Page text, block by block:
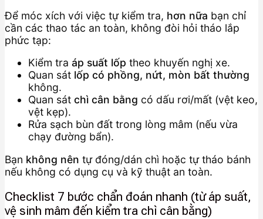
Để móc xích với việc tự kiểm tra, hơn nữa bạn chỉ
cần các thao tác an toàn, không đòi hỏi tháo lắp
phức tạp:
Kiểm tra áp suất lốp theo khuyến nghị xe.
Quan sát lốp có phồng, nứt, mòn bất thường
không.
Quan sát chì cân bằng có dấu rơi/mất (vệt keo,
vệt kẹp).
Rửa sạch bùn đất trong lòng mâm (nếu vừa
chạy đường bẩn).
Bạn không nên tự đóng/dán chì hoặc tự tháo bánh
nếu không có dụng cụ và kỹ thuật an toàn.
Checklist 7 bước chẩn đoán nhanh (từ áp suất,
vệ sinh mâm đến kiểm tra chì cân bằng)